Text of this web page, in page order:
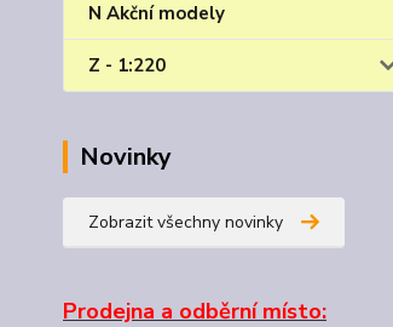
N Akční modely
Z - 1:220
Novinky
Zobrazit všechny novinky
Prodejna a odběrní místo: